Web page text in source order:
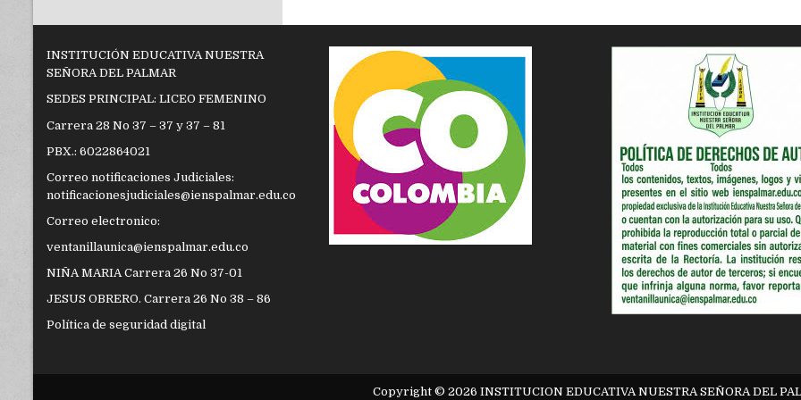
INSTITUCIÓN EDUCATIVA NUESTRA
SEÑORA DEL PALMAR
SEDES PRINCIPAL: LICEO FEMENINO
Carrera 28 No 37 – 37 y 37 – 81
PBX.: 6022864021
Correo notificaciones Judiciales:
notificacionesjudiciales@ienspalmar.edu.co
Correo electronico:
ventanillaunica@ienspalmar.edu.co
NIÑA MARIA Carrera 26 No 37-01
JESUS OBRERO. Carrera 26 No 38 – 86
Política de seguridad digital
Copyright © 2026 INSTITUCION EDUCATIVA NUESTRA SEÑORA DEL